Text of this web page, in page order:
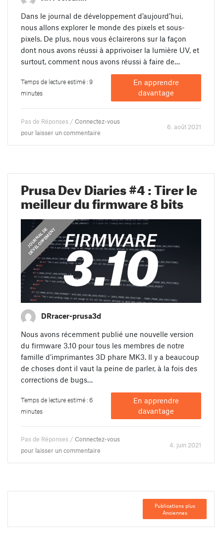
Dans le journal de développement d’aujourd’hui,
nous allons explorer le monde des pixels et sous-
pixels. De plus, nous vous éclairerons sur la façon
dont nous avons réussi à apprivoiser la lumière UV, et
surtout, comment nous avons réussi à faire de…
Temps de lecture estimé : 9
minutes
En apprendre
davantage
Pas de Réponses / Connectez-vous
pour laisser un commentaire
6. août 2021
Prusa Dev Diaries #4 : Tirer le
meilleur du firmware 8 bits
J
O
U
R
N
A
L
D
E
D
É
V
E
L
O
P
P
E
M
E
N
T
DRracer-prusa3d
Nous avons récemment publié une nouvelle version
du firmware 3.10 pour tous les membres de notre
famille d’imprimantes 3D phare MK3. Il y a beaucoup
de choses dont il vaut la peine de parler, à la fois des
corrections de bugs…
Temps de lecture estimé : 6
minutes
En apprendre
davantage
Pas de Réponses / Connectez-vous
pour laisser un commentaire
4. juin 2021
Publications plus
Anciennes